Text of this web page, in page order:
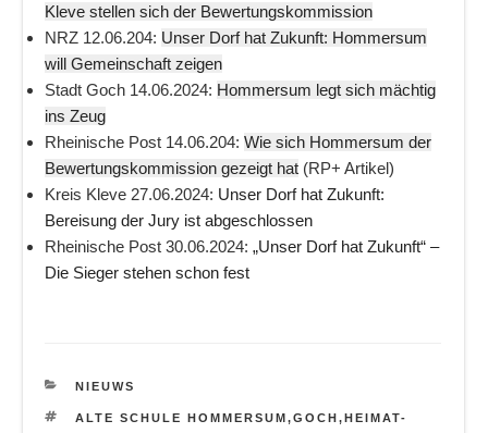
Kleve stellen sich der Bewertungskommission
NRZ 12.06.204: Unser Dorf hat Zukunft: Hommersum
will Gemeinschaft zeigen
Stadt Goch 14.06.2024: Hommersum legt sich mächtig
ins Zeug
Rheinische Post 14.06.204:Wie sich Hommersum der
Bewertungskommission gezeigt hat (RP+ Artikel)
Kreis Kleve 27.06.2024: Unser Dorf hat Zukunft:
Bereisung der Jury ist abgeschlossen
Rheinische Post 30.06.2024:„Unser Dorf hat Zukunft“ –
Die Sieger stehen schon fest
CATEGORIEËN
NIEUWS
TAGS
ALTE SCHULE HOMMERSUM ,GOCH , HEIMAT-